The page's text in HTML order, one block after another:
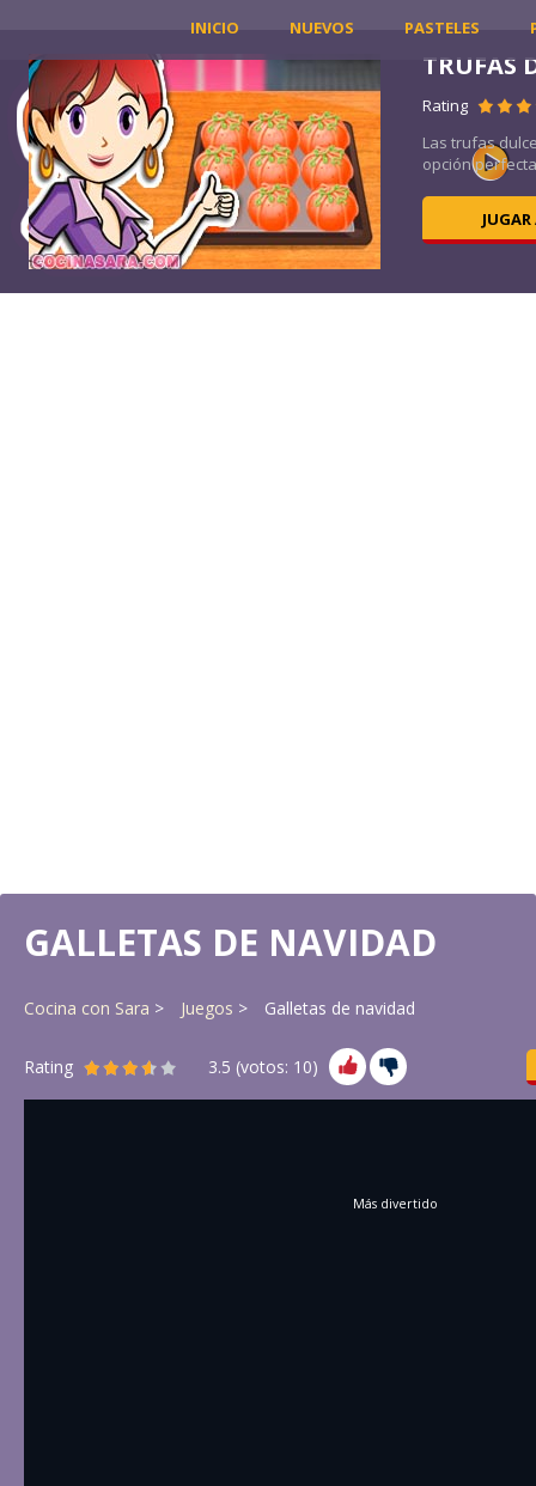
INICIO NUEVOS PASTELES
TRUFAS
Rating
Las trufas
opción
GALLETAS DE NAVIDAD
Cocina con Sara Juegos Galletas de navidad
Rating 3.5 (votos: 10)
Más divertido